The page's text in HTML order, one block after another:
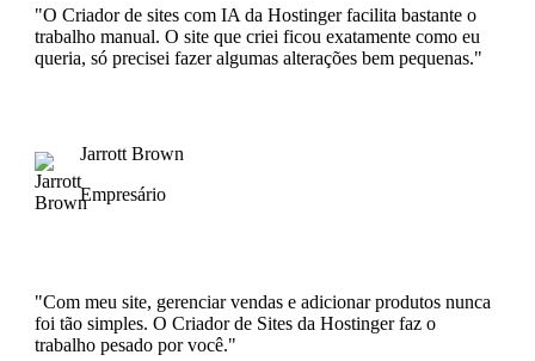
"O Criador de sites com IA da Hostinger facilita bastante o
trabalho manual. O site que criei ficou exatamente como eu
queria, só precisei fazer algumas alterações bem pequenas."
Jarrott Brown
Empresário
"Com meu site, gerenciar vendas e adicionar produtos nunca
foi tão simples. O Criador de Sites da Hostinger faz o
trabalho pesado por você."